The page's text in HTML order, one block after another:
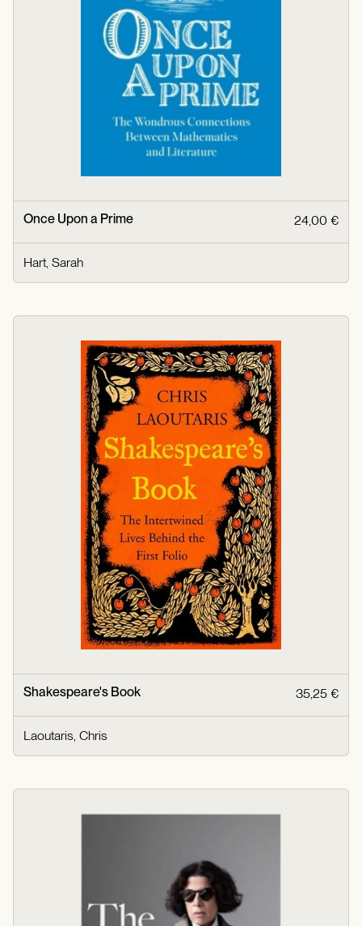
Once Upon a Prime 24,00 €
Hart, Sarah
Shakespeare's Book 35,25 €
Laoutaris, Chris